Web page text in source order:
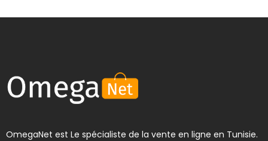
OmegaNet est Le spécialiste de la vente en ligne en Tunisie.